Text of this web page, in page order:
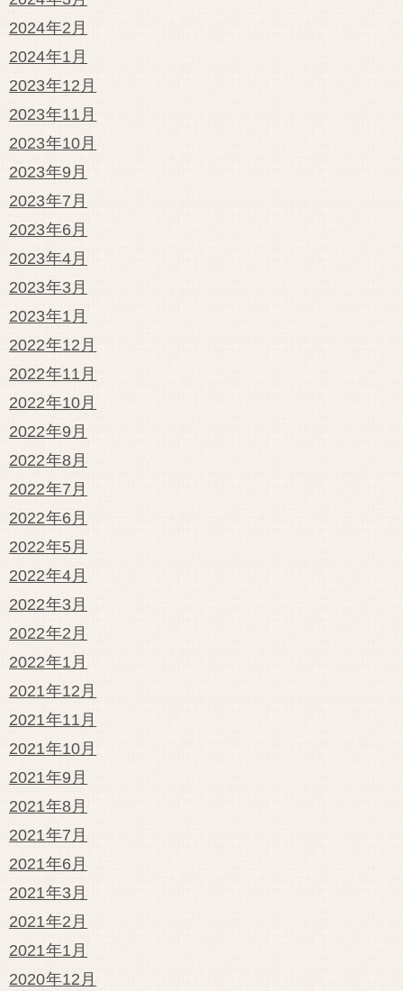
2024年2月
2024年1月
2023年12月
2023年11月
2023年10月
2023年9月
2023年7月
2023年6月
2023年4月
2023年3月
2023年1月
2022年12月
2022年11月
2022年10月
2022年9月
2022年8月
2022年7月
2022年6月
2022年5月
2022年4月
2022年3月
2022年2月
2022年1月
2021年12月
2021年11月
2021年10月
2021年9月
2021年8月
2021年7月
2021年6月
2021年3月
2021年2月
2021年1月
2020年12月